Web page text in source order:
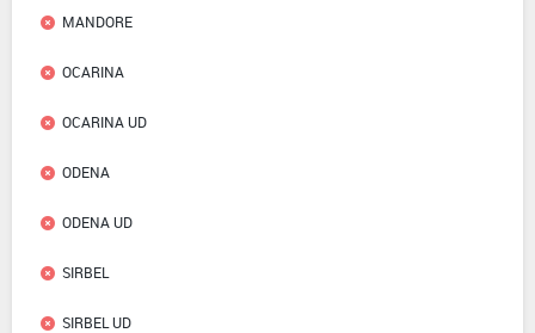
MANDORE
OCARINA
OCARINA UD
ODENA
ODENA UD
SIRBEL
SIRBEL UD